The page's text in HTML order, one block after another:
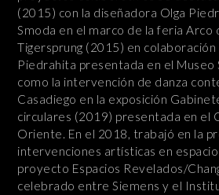
(2015) con la diseñadora Olga
Smoda en el marco de la feria Arco
Tigersprung (2015) en
Piedrahita presentada en el Museo
como la intervención de danza
Casadiego en la exposición
circulares (2019) presentada en el
Oriente. En el 2018, trabajó en la
intervenciones artísticas en
proyecto Espacios Revelados/
celebrado entre Siemens y el